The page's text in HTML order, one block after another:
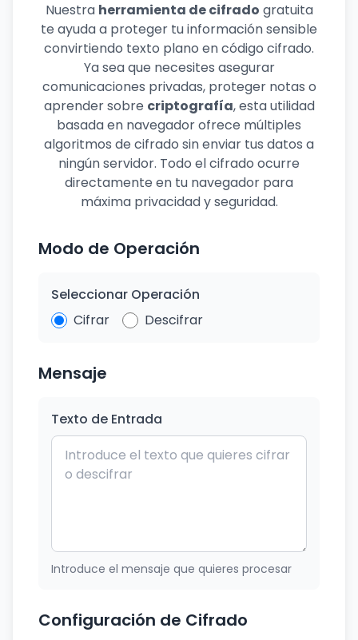
Nuestra herramienta de cifrado gratuita
te ayuda a proteger tu información sensible
convirtiendo texto plano en código cifrado.
Ya sea que necesites asegurar
comunicaciones privadas, proteger notas o
aprender sobre criptografía, esta utilidad
basada en navegador ofrece múltiples
algoritmos de cifrado sin enviar tus datos a
ningún servidor. Todo el cifrado ocurre
directamente en tu navegador para
máxima privacidad y seguridad.
Modo de Operación
Seleccionar Operación
Cifrar
Descifrar
Mensaje
Texto de Entrada
Introduce el mensaje que quieres procesar
Configuración de Cifrado